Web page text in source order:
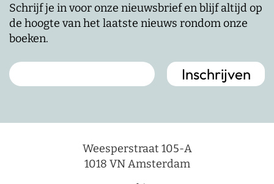
Schrijf je in voor onze nieuwsbrief en blijf altijd op
de hoogte van het laatste nieuws rondom onze
boeken.
Weesperstraat 105-A
1018 VN Amsterdam